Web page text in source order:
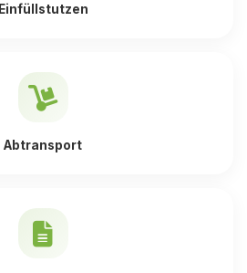
Einfüllstutzen
Abtransport